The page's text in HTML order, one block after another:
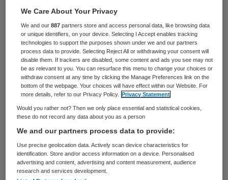
Op 10 mei a.s. in Buitenplaats Kameryck,
even buiten Utrecht, vindt de tweede
editie plaats van Tijd voor Toekomst.
Aangemoedigd door de enthousiaste
reacties op het eerste event, hoopt
initiatiefnemer AAG dit jaar nog meer
bezoekers te inspireren. Bestuurders om
We Care About Your Privacy
We and our887 partners store and access personal data, like browsing data
or unique identifiers, on your device. Selecting I Accept enables tracking
technologies to support the purposes shown under we and our partners
process data to provide. Selecting Reject All or withdrawing your consent will
disable them. If trackers are disabled, some content and ads you see may not
be as relevant to you. You can resurface this menu to change your choices or
withdraw consent at any time by clicking the Manage Preferences link on the
bottom of the webpage. Your choices will have effect within our Website. For
more details, refer to our Privacy Policy.
Privacy Statement
Would you rather not? Then we only place essential and statistical cookies,
these do not record any data about you as a person
We and our partners process data to provide:
Use precise geolocation data. Actively scan device characteristics for
identification. Store and/or access information on a device. Personalised
advertising and content, advertising and content measurement, audience
research and services development.